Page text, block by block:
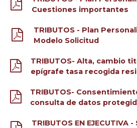
Cuestiones importantes
TRIBUTOS - Plan
Modelo Solicitud
TRIBUTOS- Alta, cambio
epígrafe tasa recogida
TRIBUTOS-
consulta de datos
TRIBUTOS EN EJECUTIVA